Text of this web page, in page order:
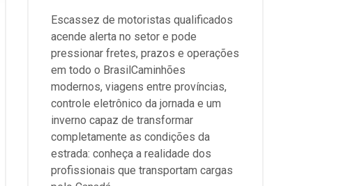
Escassez de motoristas qualificados
acende alerta no setor e pode
pressionar fretes, prazos e operações
em todo o BrasilCaminhões
modernos, viagens entre províncias,
controle eletrônico da jornada e um
inverno capaz de transformar
completamente as condições da
estrada: conheça a realidade dos
profissionais que transportam cargas